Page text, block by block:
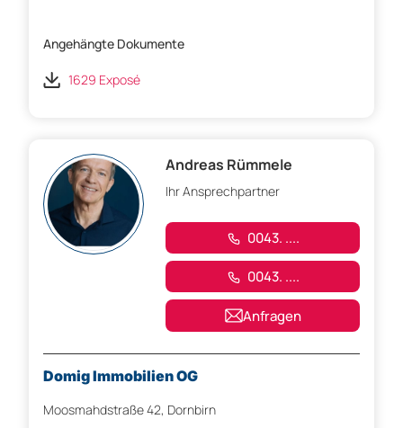
Angehängte Dokumente
1629 Exposé
Andreas Rümmele
Ihr Ansprechpartner
0043. ....
0043. ....
Anfragen
Domig Immobilien OG
Moosmahdstraße 42, Dornbirn